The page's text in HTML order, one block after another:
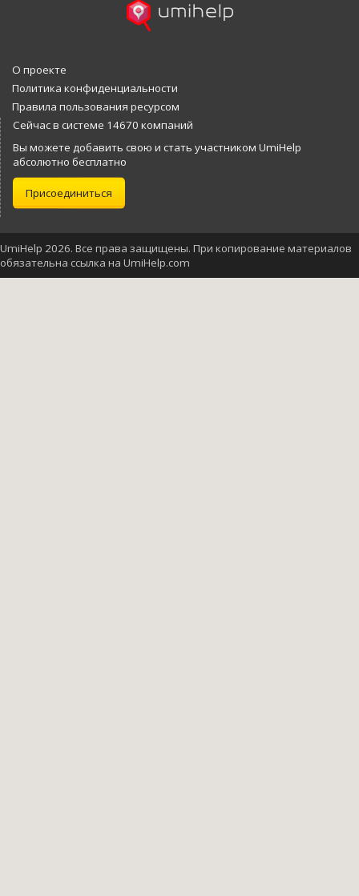
О проекте
Политика конфиденциальности
Правила пользования ресурсом
Сейчас в системе 14670 компаний
Вы можете добавить свою и стать участником UmiHelp
абсолютно бесплатно
Присоединиться
UmiHelp 2026. Все права защищены. При копирование материалов
обязательна ссылка на UmiHelp.com